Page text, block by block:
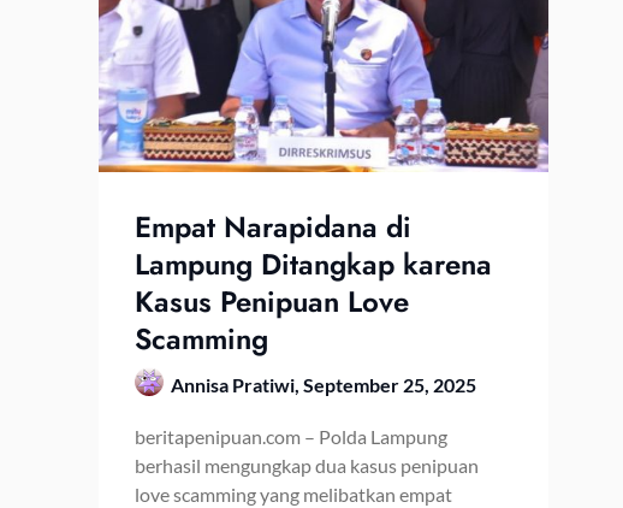
Empat Narapidana di
Lampung Ditangkap karena
Kasus Penipuan Love
Scamming
Annisa Pratiwi, September 25, 2025
beritapenipuan.com – Polda Lampung
berhasil mengungkap dua kasus penipuan
love scamming yang melibatkan empat